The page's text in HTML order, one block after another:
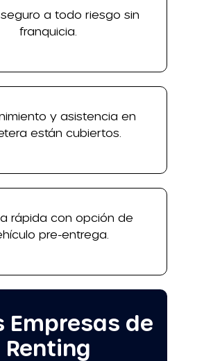
Empresas de
Renting
a todo riesgo sin
franquicia.
y asistencia en
están cubiertos.
rápida con opción de
pre-entrega.